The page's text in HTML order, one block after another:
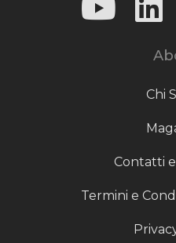
Chi
Contatti
Termini e